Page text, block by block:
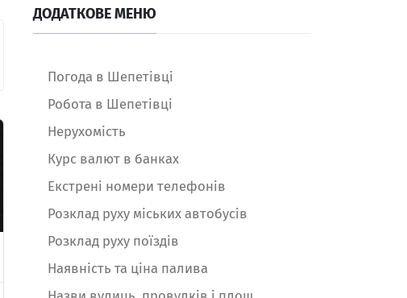
ДОДАТКОВЕ МЕНЮ
Погода в Шепетівці
Робота в Шепетівці
Нерухомість
Курс валют в банках
Екстрені номери телефонів
Розклад руху міських автобусів
Розклад руху поїздів
Наявність та ціна палива